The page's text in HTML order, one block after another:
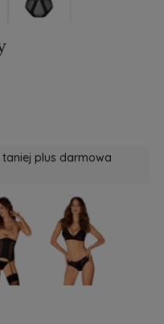
taniej plus darmowa